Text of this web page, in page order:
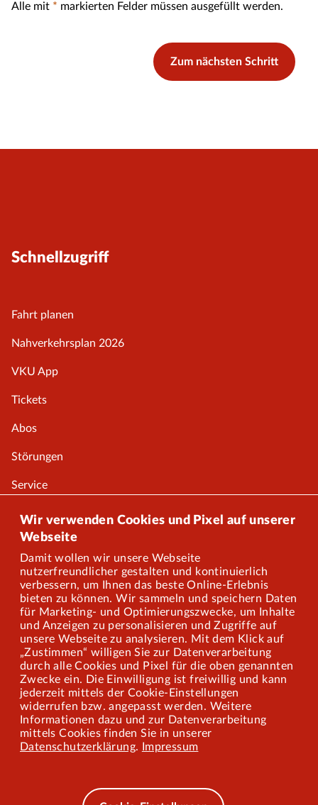
Alle mit * markierten Felder müssen ausgefüllt werden.
Zum nächsten Schritt
Wir verwenden Cookies und Pixel auf unserer
Webseite
Damit wollen wir unsere Webseite
nutzerfreundlicher gestalten und kontinuierlich
verbessern, um Ihnen das beste Online-Erlebnis
bieten zu können. Wir sammeln und speichern Daten
für Marketing- und Optimierungszwecke, um Inhalte
und Anzeigen zu personalisieren und Zugriffe auf
unsere Webseite zu analysieren. Mit dem Klick auf
„Zustimmen“ willigen Sie zur Datenverarbeitung
durch alle Cookies und Pixel für die oben genannten
Zwecke ein. Die Einwilligung ist freiwillig und kann
jederzeit mittels der Cookie-Einstellungen
widerrufen bzw. angepasst werden. Weitere
Informationen dazu und zur Datenverarbeitung
mittels Cookies finden Sie in unserer
Datenschutzerklärung. Impressum
Schnellzugriff
Fahrt planen
Nahverkehrsplan 2026
VKU App
Tickets
Abos
Störungen
Service
Onlineshop
Über uns
Karriere
Presse
Mitarbeiterportal
Barrierefreiheit
Mobilität lernen